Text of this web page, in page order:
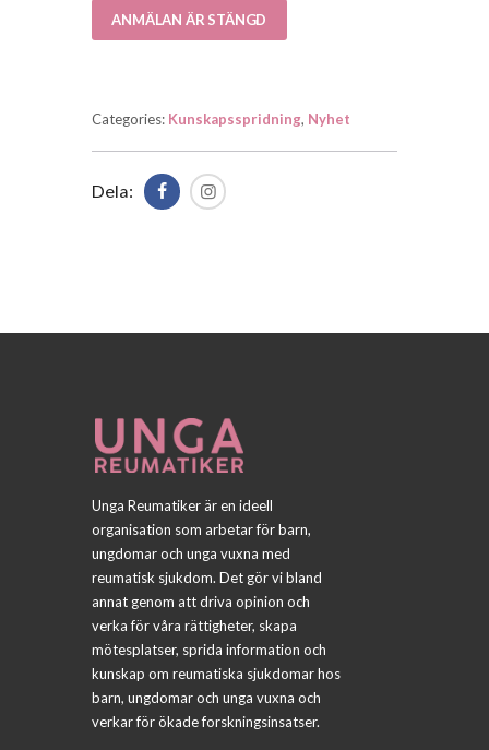
ANMÄLAN ÄR STÄNGD
Categories: Kunskapsspridning, Nyhet
Dela:
Unga Reumatiker är en ideell
organisation som arbetar för barn,
ungdomar och unga vuxna med
reumatisk sjukdom. Det gör vi bland
annat genom att driva opinion och
verka för våra rättigheter, skapa
mötesplatser, sprida information och
kunskap om reumatiska sjukdomar hos
barn, ungdomar och unga vuxna och
verkar för ökade forskningsinsatser.